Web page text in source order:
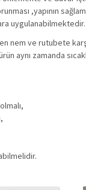
,yapının
uygulanabilmektedir.
ve rutubete karşı
aynı zamanda